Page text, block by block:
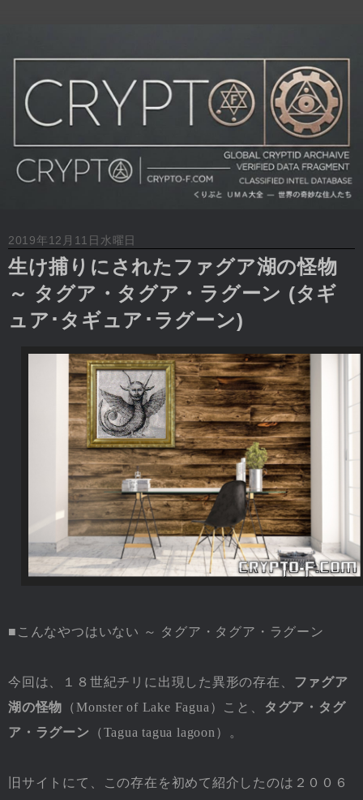
2019年12月11日水曜日
生け捕りにされたファグア湖の怪物
～ タグア・タグア・ラグーン (タギ
ュア･タギュア･ラグーン)
■こんなやつはいない ～ タグア・タグア・ラグーン
今回は、１８世紀チリに出現した異形の存在、 ファグア
湖の怪物 （Monster of Lake Fagua）こと、
タグア・タグ
ア・ラグーン
（Tagua tagua lagoon）。
旧サイトにて、この存在を初めて紹介したのは２００６